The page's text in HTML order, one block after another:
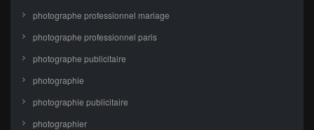
photographe professionnel mariage
photographe professionnel paris
photographe publicitaire
photographie
photographie publicitaire
photographier